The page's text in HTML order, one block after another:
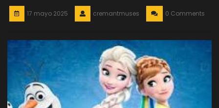
17 mayo 2025 cremantmuses 0 Comments